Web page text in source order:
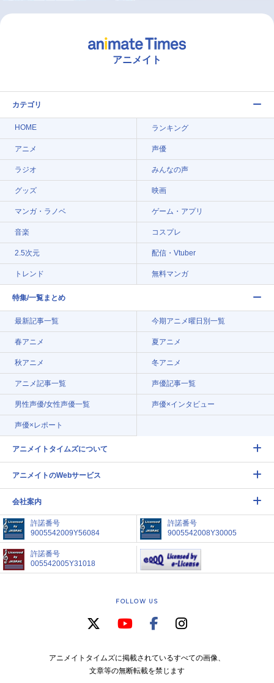
アニメイト
カテゴリ
HOME ランキング
アニメ 声優
ラジオ みんなの声
グッズ 映画
マンガ・ラノベ ゲーム・アプリ
音楽 コスプレ
2.5次元 配信・Vtuber
トレンド 無料マンガ
特集/一覧まとめ
最新記事一覧 今期アニメ曜日別一覧
春アニメ 夏アニメ
秋アニメ 冬アニメ
アニメ記事一覧 声優記事一覧
男性声優/女性声優一覧 声優×インタビュー
声優×レポート
アニメイトタイムズについて
アニメイトのWebサービス
会社案内
許諾番号
9005542009Y56084
許諾番号
9005542008Y30005
許諾番号
005542005Y31018
FOLLOW US
アニメイトタイムズに掲載されているすべての画像、
文章等の無断転載を禁じます